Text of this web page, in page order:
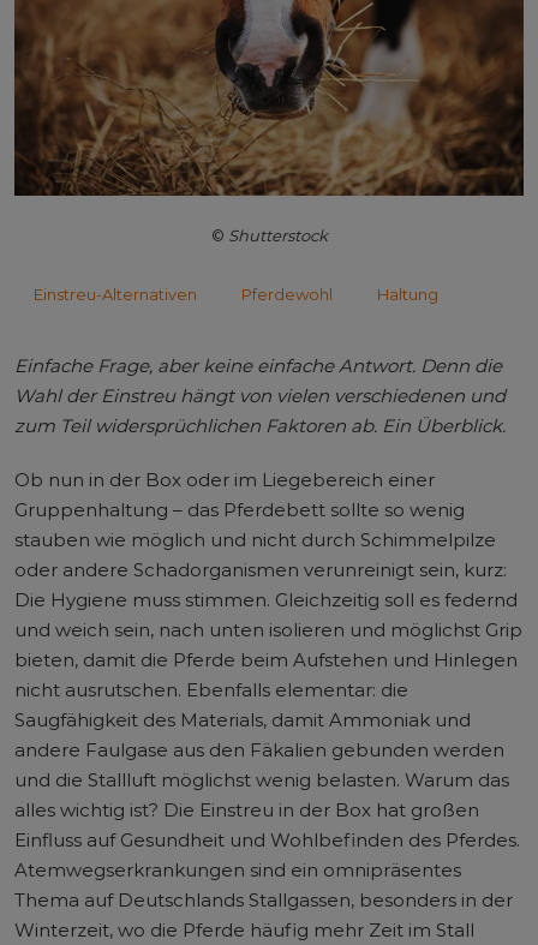
© Shutterstock
Einstreu-Alternativen Pferdewohl Haltung
Einfache Frage, aber keine einfache Antwort. Denn die
Wahl der Einstreu hängt von vielen verschiedenen und
zum Teil widersprüchlichen Faktoren ab. Ein Überblick.
Ob nun in der Box oder im Liegebereich einer
Gruppenhaltung – das Pferdebett sollte so wenig
stauben wie möglich und nicht durch Schimmelpilze
oder andere Schadorganismen verunreinigt sein, kurz:
Die Hygiene muss stimmen. Gleichzeitig soll es federnd
und weich sein, nach unten isolieren und möglichst Grip
bieten, damit die Pferde beim Aufstehen und Hinlegen
nicht ausrutschen. Ebenfalls elementar: die
Saugfähigkeit des Materials, damit Ammoniak und
andere Faulgase aus den Fäkalien gebunden werden
und die Stallluft möglichst wenig belasten. Warum das
alles wichtig ist? Die Einstreu in der Box hat großen
Einfluss auf Gesundheit und Wohlbefinden des Pferdes.
Atemwegserkrankungen sind ein omnipräsentes
Thema auf Deutschlands Stallgassen, besonders in der
Winterzeit, wo die Pferde häufig mehr Zeit im Stall